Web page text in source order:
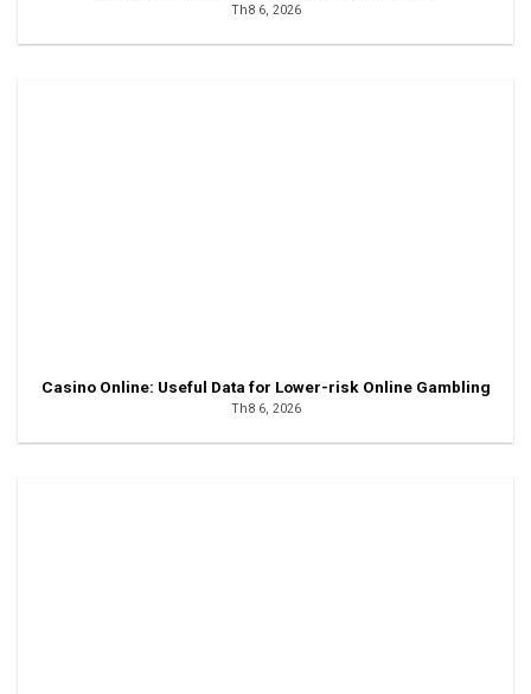
Th8 6, 2026
Casino Online: Useful Data for Lower-risk Online Gambling
Th8 6, 2026